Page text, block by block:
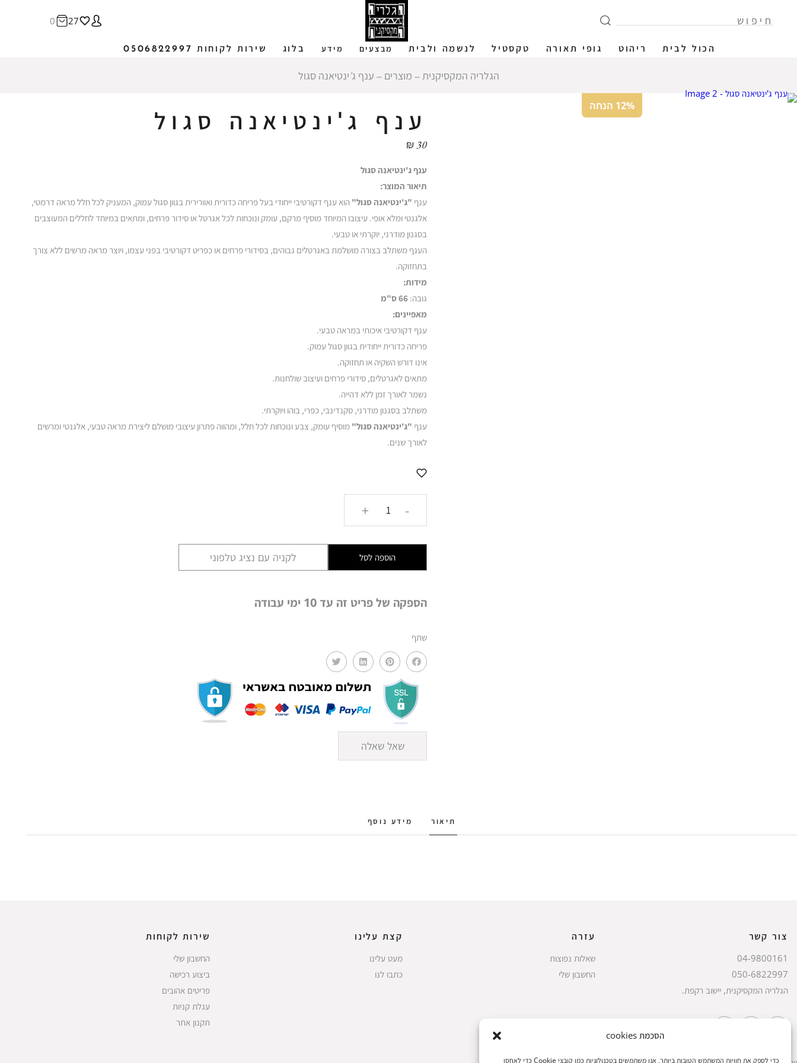
הסכמת cookies
כדי לספק את חוויות המשתמש הטובות ביותר, אנו משתמשים בטכנולוגיות כמו קובצי Cookie כדי לאחסן
הכול לבית ריהוט גופי תאורה טקסטיל לנשמה ולבית מבצעים מידע בלוג שירות לקוחות 0506822997
27
0
הגלריה המקסיקנית ‒ מוצרים ‒ ענף ג'ינטיאנה סגול
12% הנחה
ענף ג'ינטיאנה סגול
₪30
ענף ג'ינטיאנה סגול
תיאור המוצר:
ענף "ג'ינטיאנה סגול" הוא ענף דקורטיבי ייחודי בעל פריחה כדורית ואוורירית בגוון סגול עמוק, המעניק לכל חלל מראה דרמטי,
אלגנטי ומלא אופי. עיצובו המיוחד מוסיף מרקם, עומק ונוכחות לכל אגרטל או סידור פרחים, ומתאים במיוחד לחללים המעוצבים
בסגנון מודרני, יוקרתי או טבעי.
הענף משתלב בצורה מושלמת באגרטלים גבוהים, בסידורי פרחים או כפריט דקורטיבי בפני עצמו, ויוצר מראה מרשים ללא צורך
בתחזוקה.
מידות:
גובה: 66 ס"מ
מאפיינים:
ענף דקורטיבי איכותי במראה טבעי.
פריחה כדורית ייחודית בגוון סגול עמוק.
אינו דורש השקיה או תחזוקה.
מתאים לאגרטלים, סידורי פרחים ועיצוב שולחנות.
נשמר לאורך זמן ללא דהייה.
משתלב בסגנון מודרני, סקנדינבי, כפרי, בוהו ויוקרתי.
ענף "ג'ינטיאנה סגול" מוסיף עומק, צבע ונוכחות לכל חלל, ומהווה פתרון עיצובי מושלם ליצירת מראה טבעי, אלגנטי ומרשים
לאורך שנים.
-
+
הוספה לסל לקניה עם נציג טלפוני
הספקה של פריט זה עד 10 ימי עבודה
שתף
שאל שאלה
תיאור מידע נוסף
צור קשר
04-9800161
050-6822997
הגלריה המקסיקנית, יישוב רקפת.
עזרה
שאלות נפוצות
החשבון שלי
קצת עלינו
מעט עלינו
כתבו לנו
שירות לקוחות
החשבון שלי
ביצוע רכישה
פריטים אהובים
עגלת קניות
תקנון אתר